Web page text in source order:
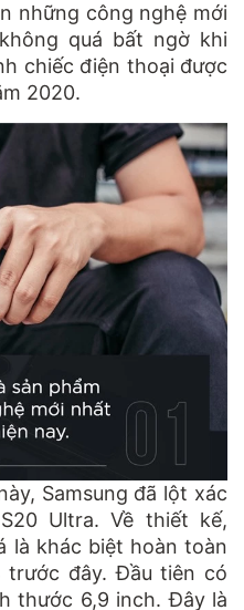
những công nghệ mới
quá bất ngờ khi
chiếc điện thoại được
2020.
Samsung đã lột xác
Ultra. Về thiết kế,
là khác biệt hoàn toàn
trước đây. Đầu tiên có
thước 6,9 inch. Đây là